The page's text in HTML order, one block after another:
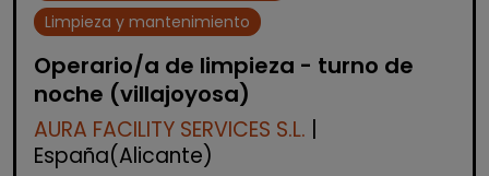
Limpieza y mantenimiento
Operario/a de limpieza - turno de
noche (villajoyosa)
AURA FACILITY SERVICES S.L.
España(Alicante)